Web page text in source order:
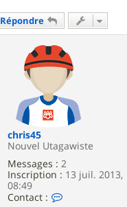
Répondre
chris45
Nouvel Utagawiste
Messages : 2
Inscription : 13 juil. 2013,
08:49
Contact :